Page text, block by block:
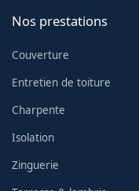
Nos prestations
Couverture
Entretien de toiture
Charpente
Isolation
Zinguerie